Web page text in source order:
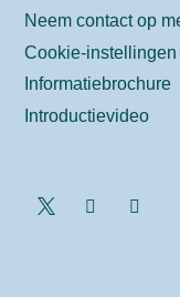
Neem contact op
Cookie-
Informatiebrochure
Introductievideo